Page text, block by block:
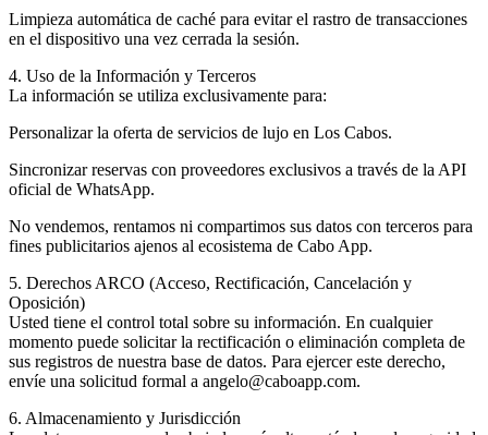
Limpieza automática de caché para evitar el rastro de transacciones
en el dispositivo una vez cerrada la sesión.
4. Uso de la Información y Terceros
La información se utiliza exclusivamente para:
Personalizar la oferta de servicios de lujo en Los Cabos.
Sincronizar reservas con proveedores exclusivos a través de la API
oficial de WhatsApp.
No vendemos, rentamos ni compartimos sus datos con terceros para
fines publicitarios ajenos al ecosistema de Cabo App.
5. Derechos ARCO (Acceso, Rectificación, Cancelación y
Oposición)
Usted tiene el control total sobre su información. En cualquier
momento puede solicitar la rectificación o eliminación completa de
sus registros de nuestra base de datos. Para ejercer este derecho,
envíe una solicitud formal a angelo@caboapp.com.
6. Almacenamiento y Jurisdicción